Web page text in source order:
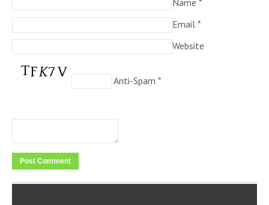
Name *
Email *
Website
Anti-Spam *